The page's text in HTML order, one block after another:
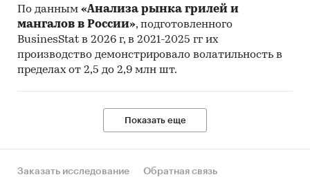
Итого ***
Выдержки из исследования
Система дошкольного образования в России
все время находится «в движении» – она
постоянно обновляется, видоизменяется и
обязаны сначала заложить, а потом развить
По данным «Анализа рынка грилей и
мангалов в России», подготовленного
BusinesStat в 2026 г, в 2021-2025 гг их
производство демонстрировало волатильность в
пределах от 2,5 до 2,9 млн шт.
Показать еще
Заказать исследование Обратная связь